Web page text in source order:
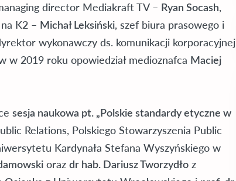
director Mediakraft TV – Ryan Socash,
K2 – Michał Leksiński, szef biura prasowego i
wykonawczy ds. komunikacji korporacyjnej
w 2019 roku opowiedział medioznafca Maciej
sesja naukowa pt. „Polskie standardy etyczne w
Relations, Polskiego Stowarzyszenia Public
Kardynała Stefana Wyszyńskiego w
oraz dr hab. Dariusz Tworzydło z